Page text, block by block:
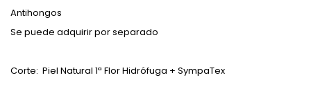
Antihongos
Se puede adquirir por separado
Corte: Piel Natural 1ª Flor Hidrófuga + SympaTex